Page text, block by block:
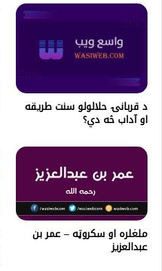
د قربانۍ حلالولو سنت طريقه
او آداب څه دي؟
ملغلره او سکروټه – عمر بن
عبدالعزیز